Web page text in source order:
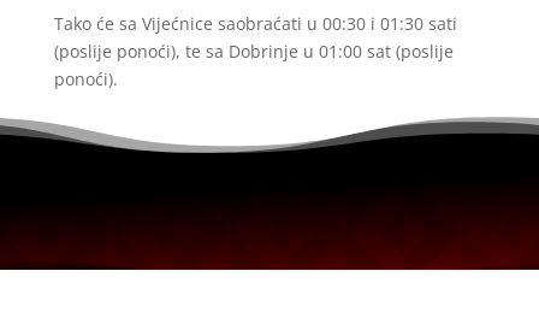
Tako će sa Vijećnice saobraćati u 00:30 i 01:30 sati
(poslije ponoći), te sa Dobrinje u 01:00 sat (poslije
ponoći).